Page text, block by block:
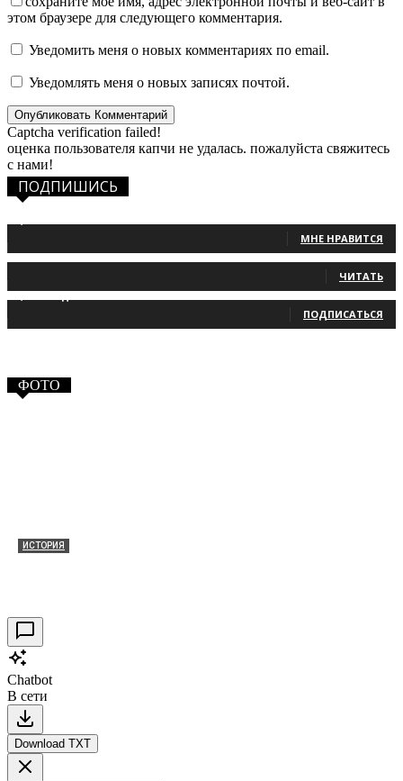
этом браузере для следующего комментария.
Уведомить меня о новых комментариях по email.
Уведомлять меня о новых записях почтой.
Captcha verification failed!
оценка пользователя капчи не удалась. пожалуйста свяжитесь
с нами!
ПОДПИШИСЬ
МНЕ НРАВИТСЯ
ЧИТАТЬ
ПОДПИСАТЬСЯ
ФОТО
ИСТОРИЯ
Chatbot
В сети
Download TXT